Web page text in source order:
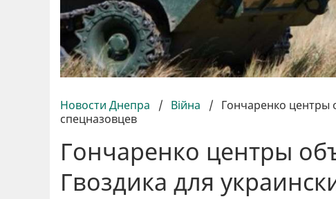
Новости Днепра / Війна / Гончаренко центры
спецназовцев
Гончаренко центры
Гвоздика для